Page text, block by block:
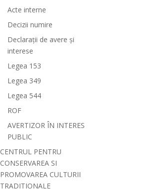
Acte interne
Decizii numire
Declarații de avere și
interese
Legea 153
Legea 349
Legea 544
ROF
AVERTIZOR ÎN INTERES
PUBLIC
CENTRUL PENTRU
CONSERVAREA SI
PROMOVAREA CULTURII
TRADITIONALE